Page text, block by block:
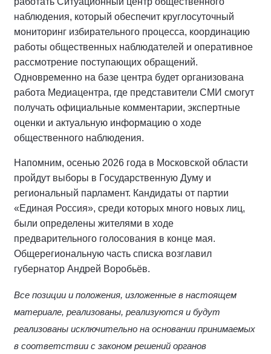
наблюдения, который обеспечит круглосуточный
мониторинг избирательного процесса, координацию
работы общественных наблюдателей и оперативное
рассмотрение поступающих обращений.
Одновременно на базе центра будет организована
работа Медиацентра, где представители СМИ смогут
получать официальные комментарии, экспертные
оценки и актуальную информацию о ходе
общественного наблюдения.
Напомним, осенью 2026 года в Московской области
пройдут выборы в Государственную Думу и
региональный парламент. Кандидаты от партии
«Единая Россия», среди которых много новых лиц,
были определены жителями в ходе
предварительного голосования в конце мая.
Общерегиональную часть списка возглавил
губернатор Андрей Воробьёв.
Все позиции и положения, изложенные в настоящем
материале, реализованы, реализуются и будут
реализованы исключительно на основании принимаемых
в соответствии с законом решений органов